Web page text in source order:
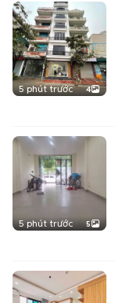
5 phút trước 4
5 phút trước 5